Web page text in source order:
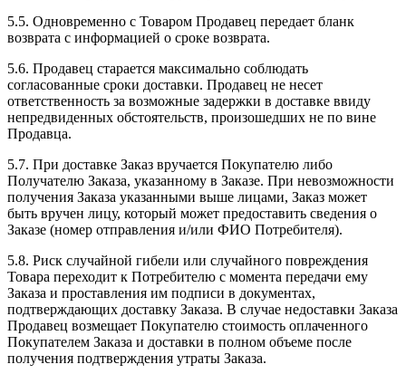
5.5. Одновременно с Товаром Продавец передает бланк
возврата с информацией о сроке возврата.
5.6. Продавец старается максимально соблюдать
согласованные сроки доставки. Продавец не несет
ответственность за возможные задержки в доставке ввиду
непредвиденных обстоятельств, произошедших не по вине
Продавца.
5.7. При доставке Заказ вручается Покупателю либо
Получателю Заказа, указанному в Заказе. При невозможности
получения Заказа указанными выше лицами, Заказ может
быть вручен лицу, который может предоставить сведения о
Заказе (номер отправления и/или ФИО Потребителя).
5.8. Риск случайной гибели или случайного повреждения
Товара переходит к Потребителю с момента передачи ему
Заказа и проставления им подписи в документах,
подтверждающих доставку Заказа. В случае недоставки Заказа
Продавец возмещает Покупателю стоимость оплаченного
Покупателем Заказа и доставки в полном объеме после
получения подтверждения утраты Заказа.